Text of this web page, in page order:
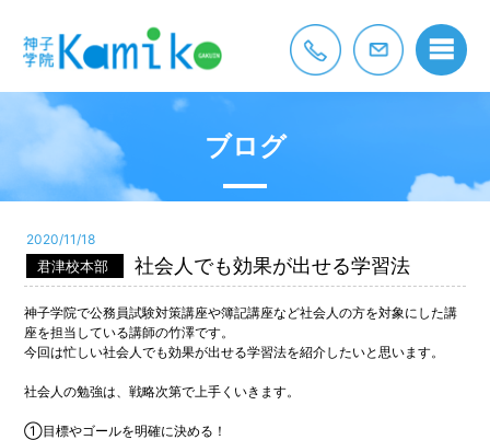
ブログ
2020/11/18
君津校本部 社会人でも効果が出せる学習法
神子学院で公務員試験対策講座や簿記講座など社会人の方を対象にした講
座を担当している講師の竹澤です。
今回は忙しい社会人でも効果が出せる学習法を紹介したいと思います。
社会人の勉強は、戦略次第で上手くいきます。
①目標やゴールを明確に決める！